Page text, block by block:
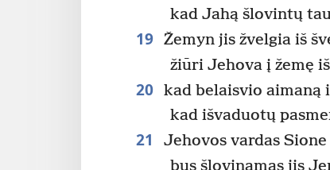
kad Jahą šlovintų
19 Žemyn jis žvelgia iš
žiūri Jehova į žemę
20 kad belaisvio aimaną
kad išvaduotų
21 Jehovos vardas